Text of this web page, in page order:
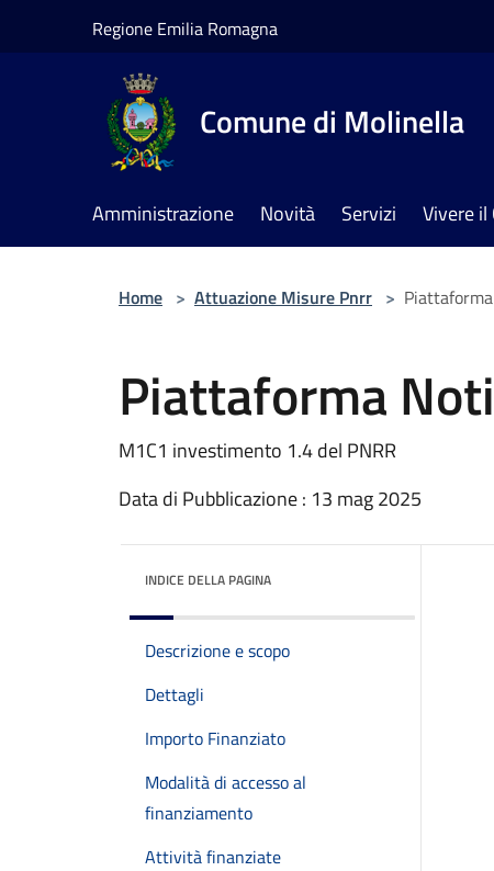
Regione Emilia Romagna
Comune di Molinella
Amministrazione Novità Servizi Vivere
Home > Attuazione Misure Pnrr >
Piattaforma
M1C1 investimento 1.4 del PNRR
Data di Pubblicazione : 13 mag 2025
INDICE DELLA PAGINA
Descrizione e scopo
Dettagli
Importo Finanziato
Modalità di accesso al
finanziamento
Attività finanziate